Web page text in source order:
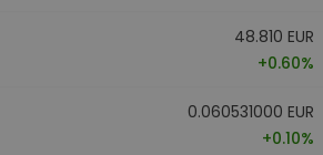
48.810 EUR
+0.60%
0.060531000 EUR
+0.10%